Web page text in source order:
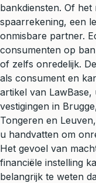
bankdiensten. Of
spaarrekening, een
onmisbare partner.
consumenten op
of zelfs onredelijk.
als consument en
artikel van
vestigingen in
Tongeren en
u handvatten om
Het gevoel van
financiële instelling
belangrijk te weten